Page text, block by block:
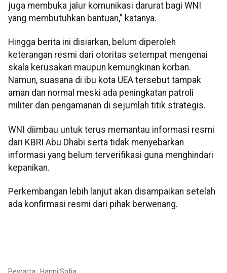
juga membuka jalur komunikasi darurat bagi WNI
yang membutuhkan bantuan,” katanya.
Hingga berita ini disiarkan, belum diperoleh
keterangan resmi dari otoritas setempat mengenai
skala kerusakan maupun kemungkinan korban.
Namun, suasana di ibu kota UEA tersebut tampak
aman dan normal meski ada peningkatan patroli
militer dan pengamanan di sejumlah titik strategis.
WNI diimbau untuk terus memantau informasi resmi
dari KBRI Abu Dhabi serta tidak menyebarkan
informasi yang belum terverifikasi guna menghindari
kepanikan.
Perkembangan lebih lanjut akan disampaikan setelah
ada konfirmasi resmi dari pihak berwenang.